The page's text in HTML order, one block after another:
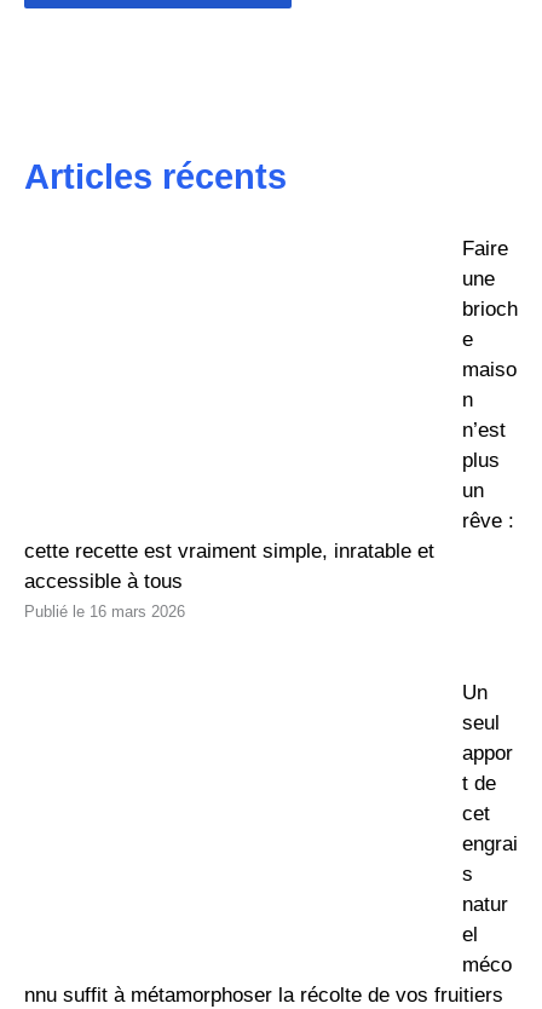
Articles récents
Faire
une
brioch
e
maiso
n
n’est
plus
un
rêve :
cette recette est vraiment simple, inratable et
accessible à tous
16 mars 2026
Un
seul
appor
t de
cet
engrai
s
natur
el
méco
nnu suffit à métamorphoser la récolte de vos fruitiers